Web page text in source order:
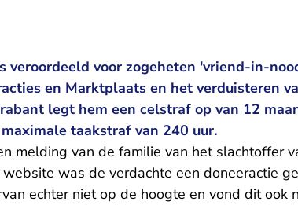
veroordeeld voor zogeheten 'vriend-in-
en Marktplaats en het verduisteren
legt hem een celstraf op van 12
taakstraf van 240 uur.
melding van de familie van het slachtoffer
was de verdachte een doneeractie
echter niet op de hoogte en vond dit ook